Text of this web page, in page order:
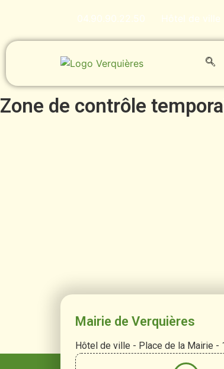
04.90.90.22.50 Hôtel de ville
Zone de contrôle
Mairie de Verquières
Hôtel de ville - Place de la Mairie -